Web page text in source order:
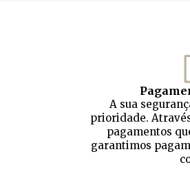
A sua
prioridade.
pagamentos
garantimos